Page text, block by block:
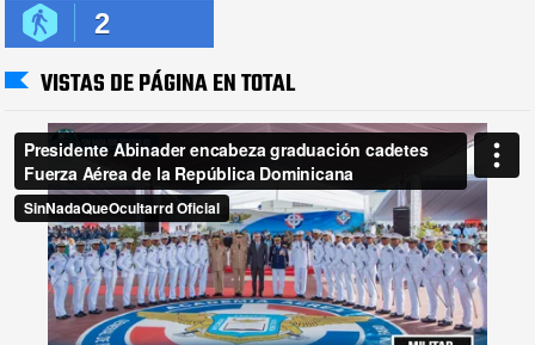
2
VISTAS DE PÁGINA EN TOTAL